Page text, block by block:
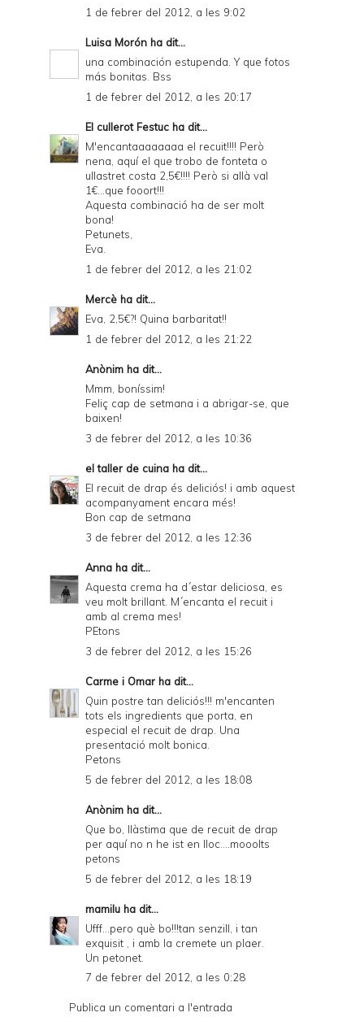
1 de febrer del 2012, a les 9:02
Luisa Morón ha dit...
una combinación estupenda. Y que fotos
más bonitas. Bss
1 de febrer del 2012, a les 20:17
El cullerot Festuc ha dit...
M'encantaaaaaaaa el recuit!!!! Però
nena, aquí el que trobo de fonteta o
ullastret costa 2,5€!!!! Però si allà val
1€...que fooort!!!
Aquesta combinació ha de ser molt
bona!
Petunets,
Eva.
1 de febrer del 2012, a les 21:02
Mercè ha dit...
Eva, 2,5€?! Quina barbaritat!!
1 de febrer del 2012, a les 21:22
Anònim ha dit...
Mmm, boníssim!
Feliç cap de setmana i a abrigar-se, que
baixen!
3 de febrer del 2012, a les 10:36
el taller de cuina ha dit...
El recuit de drap és deliciós! i amb aquest
acompanyament encara més!
Bon cap de setmana
3 de febrer del 2012, a les 12:36
Anna ha dit...
Aquesta crema ha d´estar deliciosa, es
veu molt brillant. M´encanta el recuit i
amb al crema mes!
PEtons
3 de febrer del 2012, a les 15:26
Carme i Omar ha dit...
Quin postre tan deliciós!!! m'encanten
tots els ingredients que porta, en
especial el recuit de drap. Una
presentació molt bonica.
Petons
5 de febrer del 2012, a les 18:08
Anònim ha dit...
Que bo, llàstima que de recuit de drap
per aquí no n he ist en lloc....mooolts
petons
5 de febrer del 2012, a les 18:19
mamilu ha dit...
Ufff...pero què bo!!!tan senzill, i tan
exquisit , i amb la cremete un plaer.
Un petonet.
7 de febrer del 2012, a les 0:28
Publica un comentari a l'entrada